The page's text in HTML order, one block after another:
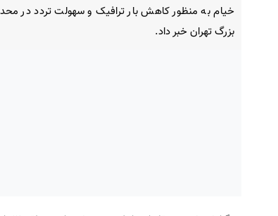
خیام به منظور کاهش بار ترافیک و سهولت تردد در
بزرگ تهران خبر داد.